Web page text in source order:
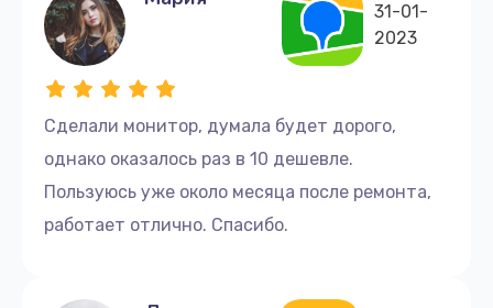
Сделали монитор, думала будет дорого,
однако оказалось раз в 10 дешевле.
Пользуюсь уже около месяца после ремонта,
работает отлично. Спасибо.
31-01-
2023